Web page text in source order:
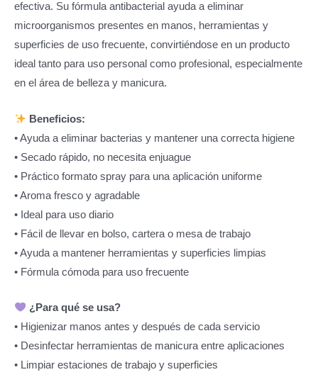
efectiva. Su fórmula antibacterial ayuda a eliminar
microorganismos presentes en manos, herramientas y
superficies de uso frecuente, convirtiéndose en un producto
ideal tanto para uso personal como profesional, especialmente
en el área de belleza y manicura.
Beneficios:
• Ayuda a eliminar bacterias y mantener una correcta higiene
• Secado rápido, no necesita enjuague
• Práctico formato spray para una aplicación uniforme
• Aroma fresco y agradable
• Ideal para uso diario
• Fácil de llevar en bolso, cartera o mesa de trabajo
• Ayuda a mantener herramientas y superficies limpias
• Fórmula cómoda para uso frecuente
¿Para qué se usa?
• Higienizar manos antes y después de cada servicio
• Desinfectar herramientas de manicura entre aplicaciones
• Limpiar estaciones de trabajo y superficies